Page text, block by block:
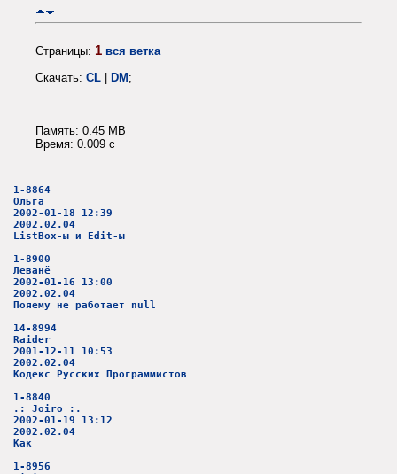
Страницы: 1 вся ветка
Скачать: CL | DM;
Память: 0.45 MB
Время: 0.009 c
1-8864
Ольга
2002-01-18 12:39
2002.02.04
ListBox-ы и Edit-ы
1-8900
Леванё
2002-01-16 13:00
2002.02.04
Пояему не работает null
14-8994
Raider
2001-12-11 10:53
2002.02.04
Кодекс Русских Программистов
1-8840
.: Joiro :.
2002-01-19 13:12
2002.02.04
Как
1-8956